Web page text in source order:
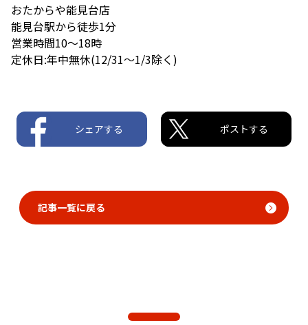
おたからや能見台店
能見台駅から徒歩1分
営業時間10〜18時
定休日:年中無休(12/31〜1/3除く)
シェアする ポストする
記事一覧に戻る